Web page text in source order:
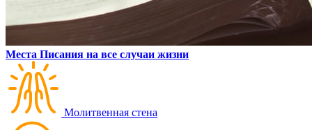
Места Писания на все случаи жизни
Молитвенная стена